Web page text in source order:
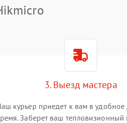
3. Выезд мастера
курьер приедет к вам в удобное
Заберет ваш тепловизионный